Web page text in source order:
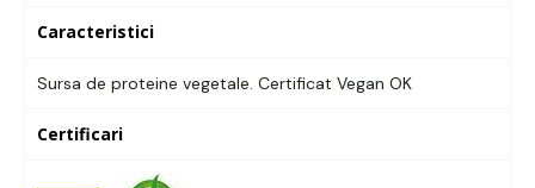
Caracteristici
Sursa de proteine vegetale. Certificat Vegan OK
Certificari